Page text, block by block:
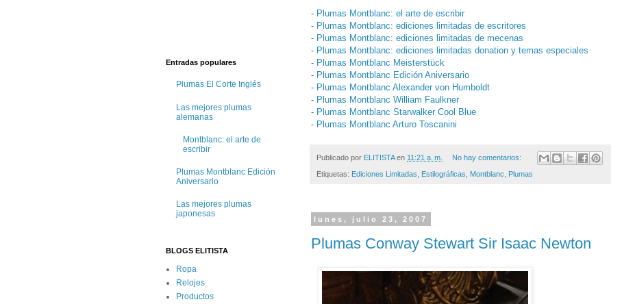
- Plumas Montblanc: el arte de escribir
- Plumas Montblanc: ediciones limitadas de escritores
- Plumas Montblanc: ediciones limitadas de mecenas
- Plumas Montblanc: ediciones limitadas donation y temas especiales
- Plumas Montblanc Meisterstück
- Plumas Montblanc Edición Aniversario
- Plumas Montblanc Alexander von Humboldt
- Plumas Montblanc William Faulkner
- Plumas Montblanc Starwalker Cool Blue
- Plumas Montblanc Arturo Toscanini
Publicado por ELITISTA en 11:21 a. m. No hay comentarios:
Etiquetas: Ediciones Limitadas Estilográficas Montblanc Plumas
lunes, julio 23, 2007
Plumas Conway Stewart Sir Isaac Newton
Entradas populares
Plumas El Corte Inglés
Las mejores plumas
alemanas
Montblanc: el arte de
escribir
Plumas Montblanc Edición
Aniversario
Las mejores plumas
japonesas
BLOGS ELITISTA
Ropa
Relojes
Productos